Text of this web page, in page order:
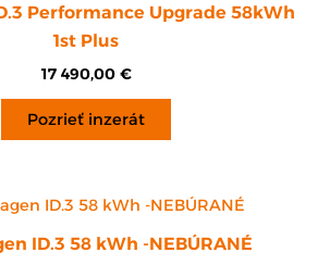
Performance Upgrade 58kWh
1st Plus
17 490,00 €
Pozrieť inzerát
ID.3 58 kWh -NEBÚRANÉ